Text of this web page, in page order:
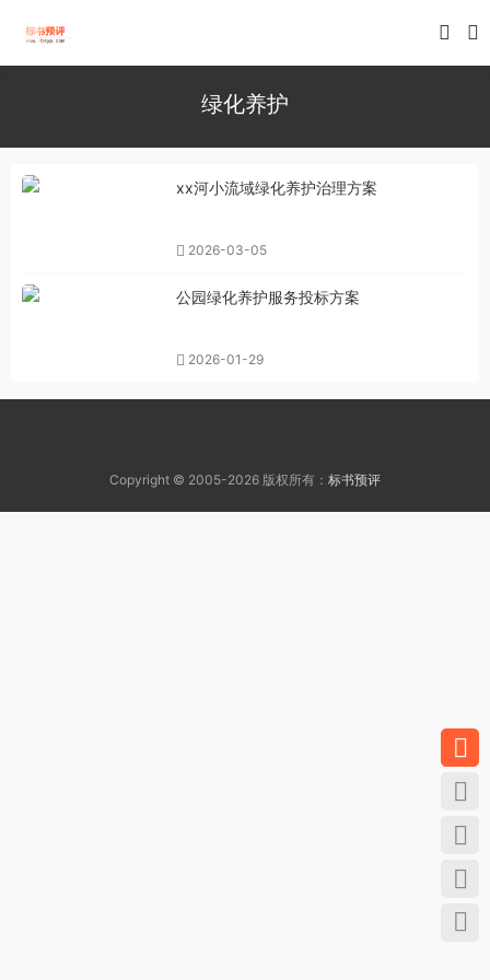
绿化养护
xx河小流域绿化养护治理方案
2026-03-05
公园绿化养护服务投标方案
2026-01-29
Copyright © 2005-2026 版权所有： 标书预评